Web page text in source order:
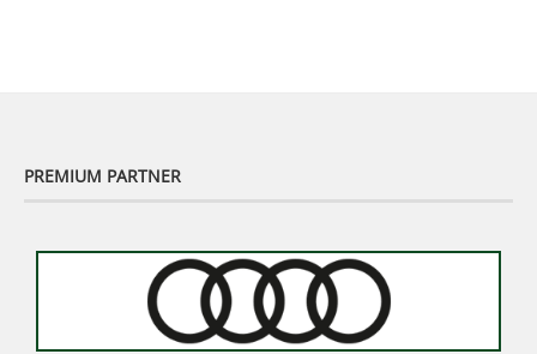
PREMIUM PARTNER